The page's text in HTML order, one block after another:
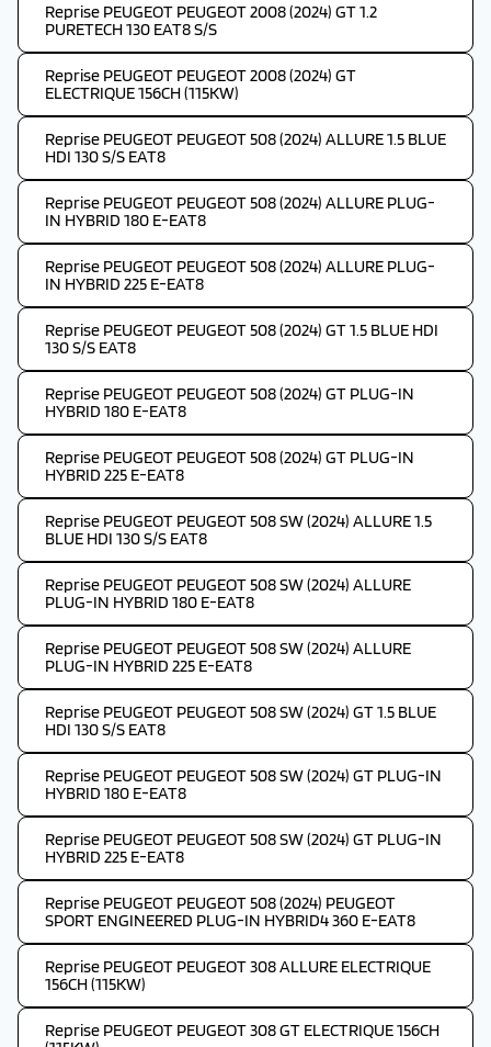
Reprise PEUGEOT PEUGEOT 2008 (2024) GT 1.2
PURETECH 130 EAT8 S/S
Reprise PEUGEOT PEUGEOT 2008 (2024) GT
ELECTRIQUE 156CH (115KW)
Reprise PEUGEOT PEUGEOT 508 (2024) ALLURE 1.5 BLUE
HDI 130 S/S EAT8
Reprise PEUGEOT PEUGEOT 508 (2024) ALLURE PLUG-
IN HYBRID 180 E-EAT8
Reprise PEUGEOT PEUGEOT 508 (2024) ALLURE PLUG-
IN HYBRID 225 E-EAT8
Reprise PEUGEOT PEUGEOT 508 (2024) GT 1.5 BLUE HDI
130 S/S EAT8
Reprise PEUGEOT PEUGEOT 508 (2024) GT PLUG-IN
HYBRID 180 E-EAT8
Reprise PEUGEOT PEUGEOT 508 (2024) GT PLUG-IN
HYBRID 225 E-EAT8
Reprise PEUGEOT PEUGEOT 508 SW (2024) ALLURE 1.5
BLUE HDI 130 S/S EAT8
Reprise PEUGEOT PEUGEOT 508 SW (2024) ALLURE
PLUG-IN HYBRID 180 E-EAT8
Reprise PEUGEOT PEUGEOT 508 SW (2024) ALLURE
PLUG-IN HYBRID 225 E-EAT8
Reprise PEUGEOT PEUGEOT 508 SW (2024) GT 1.5 BLUE
HDI 130 S/S EAT8
Reprise PEUGEOT PEUGEOT 508 SW (2024) GT PLUG-IN
HYBRID 180 E-EAT8
Reprise PEUGEOT PEUGEOT 508 SW (2024) GT PLUG-IN
HYBRID 225 E-EAT8
Reprise PEUGEOT PEUGEOT 508 (2024) PEUGEOT
SPORT ENGINEERED PLUG-IN HYBRID4 360 E-EAT8
Reprise PEUGEOT PEUGEOT 308 ALLURE ELECTRIQUE
156CH (115KW)
Reprise PEUGEOT PEUGEOT 308 GT ELECTRIQUE 156CH